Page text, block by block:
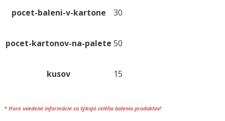
pocet-baleni-v-kartone 30
pocet-kartonov-na-palete 50
kusov 15
* Hore uvedené informácie sa týkajú celého balenia produktov!